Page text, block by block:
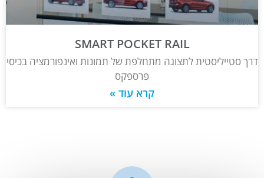
SMART POCKET RAIL
דרך סטייליסטית לתצוגה מתחלפת של תמונות ואינפורמציה בכיסי
פרספקס
קרא עוד »